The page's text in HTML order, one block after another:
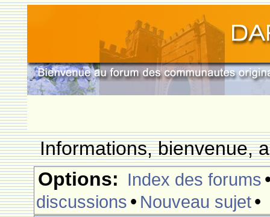
Informations, bienvenue,
Options: Index des forums
discussions • Nouveau sujet•